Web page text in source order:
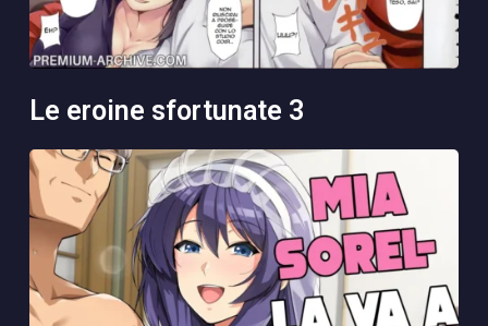
le eroine sfortunate 3